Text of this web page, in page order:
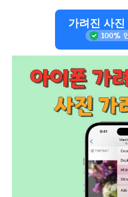
가려진 사